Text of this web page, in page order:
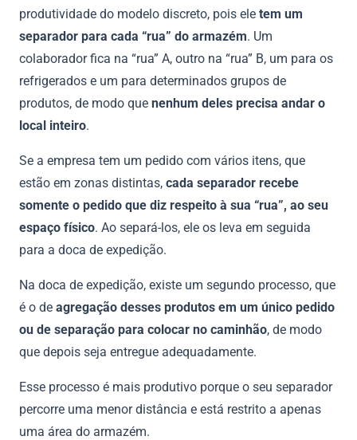
produtividade do modelo discreto, pois ele tem um
separador para cada “rua” do armazém. Um
colaborador fica na “rua” A, outro na “rua” B, um para os
refrigerados e um para determinados grupos de
produtos, de modo que nenhum deles precisa andar o
local inteiro.
Se a empresa tem um pedido com vários itens, que
estão em zonas distintas, cada separador recebe
somente o pedido que diz respeito à sua “rua”, ao seu
espaço físico. Ao separá-los, ele os leva em seguida
para a doca de expedição.
Na doca de expedição, existe um segundo processo, que
é o de agregação desses produtos em um único pedido
ou de separação para colocar no caminhão, de modo
que depois seja entregue adequadamente.
Esse processo é mais produtivo porque o seu separador
percorre uma menor distância e está restrito a apenas
uma área do armazém.